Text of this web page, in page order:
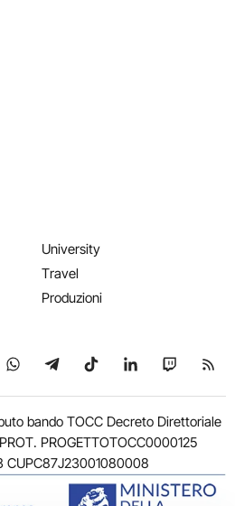
University
Travel
Produzioni
su YouTube
Seguici su WhatsApp
Seguici su Telegram
Seguici su TikTok
Seguici su
Seguici
bando TOCC Decreto Direttoriale
PROGETTOTOCC0000125
CUPC87J23001080008